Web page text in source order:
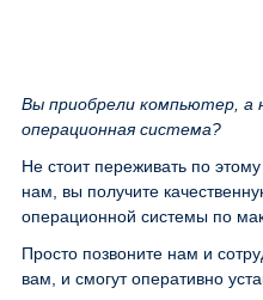
Вы приобрели компьютер, а
операционная система?
Не стоит переживать по
нам, вы получите
операционной системы по
Просто позвоните нам и
вам, и смогут оперативно